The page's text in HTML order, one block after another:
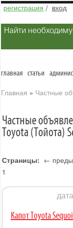
регистрация / вход
Найти
главная статьи
Главная » Частные
Частные
Toyota (Тойота)
Страницы: ←
1
Капот Toyota